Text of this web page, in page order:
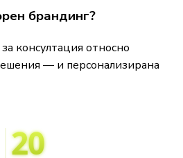
брандинг?
консултация относно
— и персонализирана